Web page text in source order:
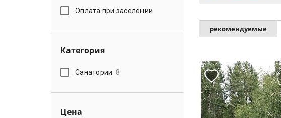
Оплата при заселении
Категория
Санатории 8
Цена
рекомендуемые